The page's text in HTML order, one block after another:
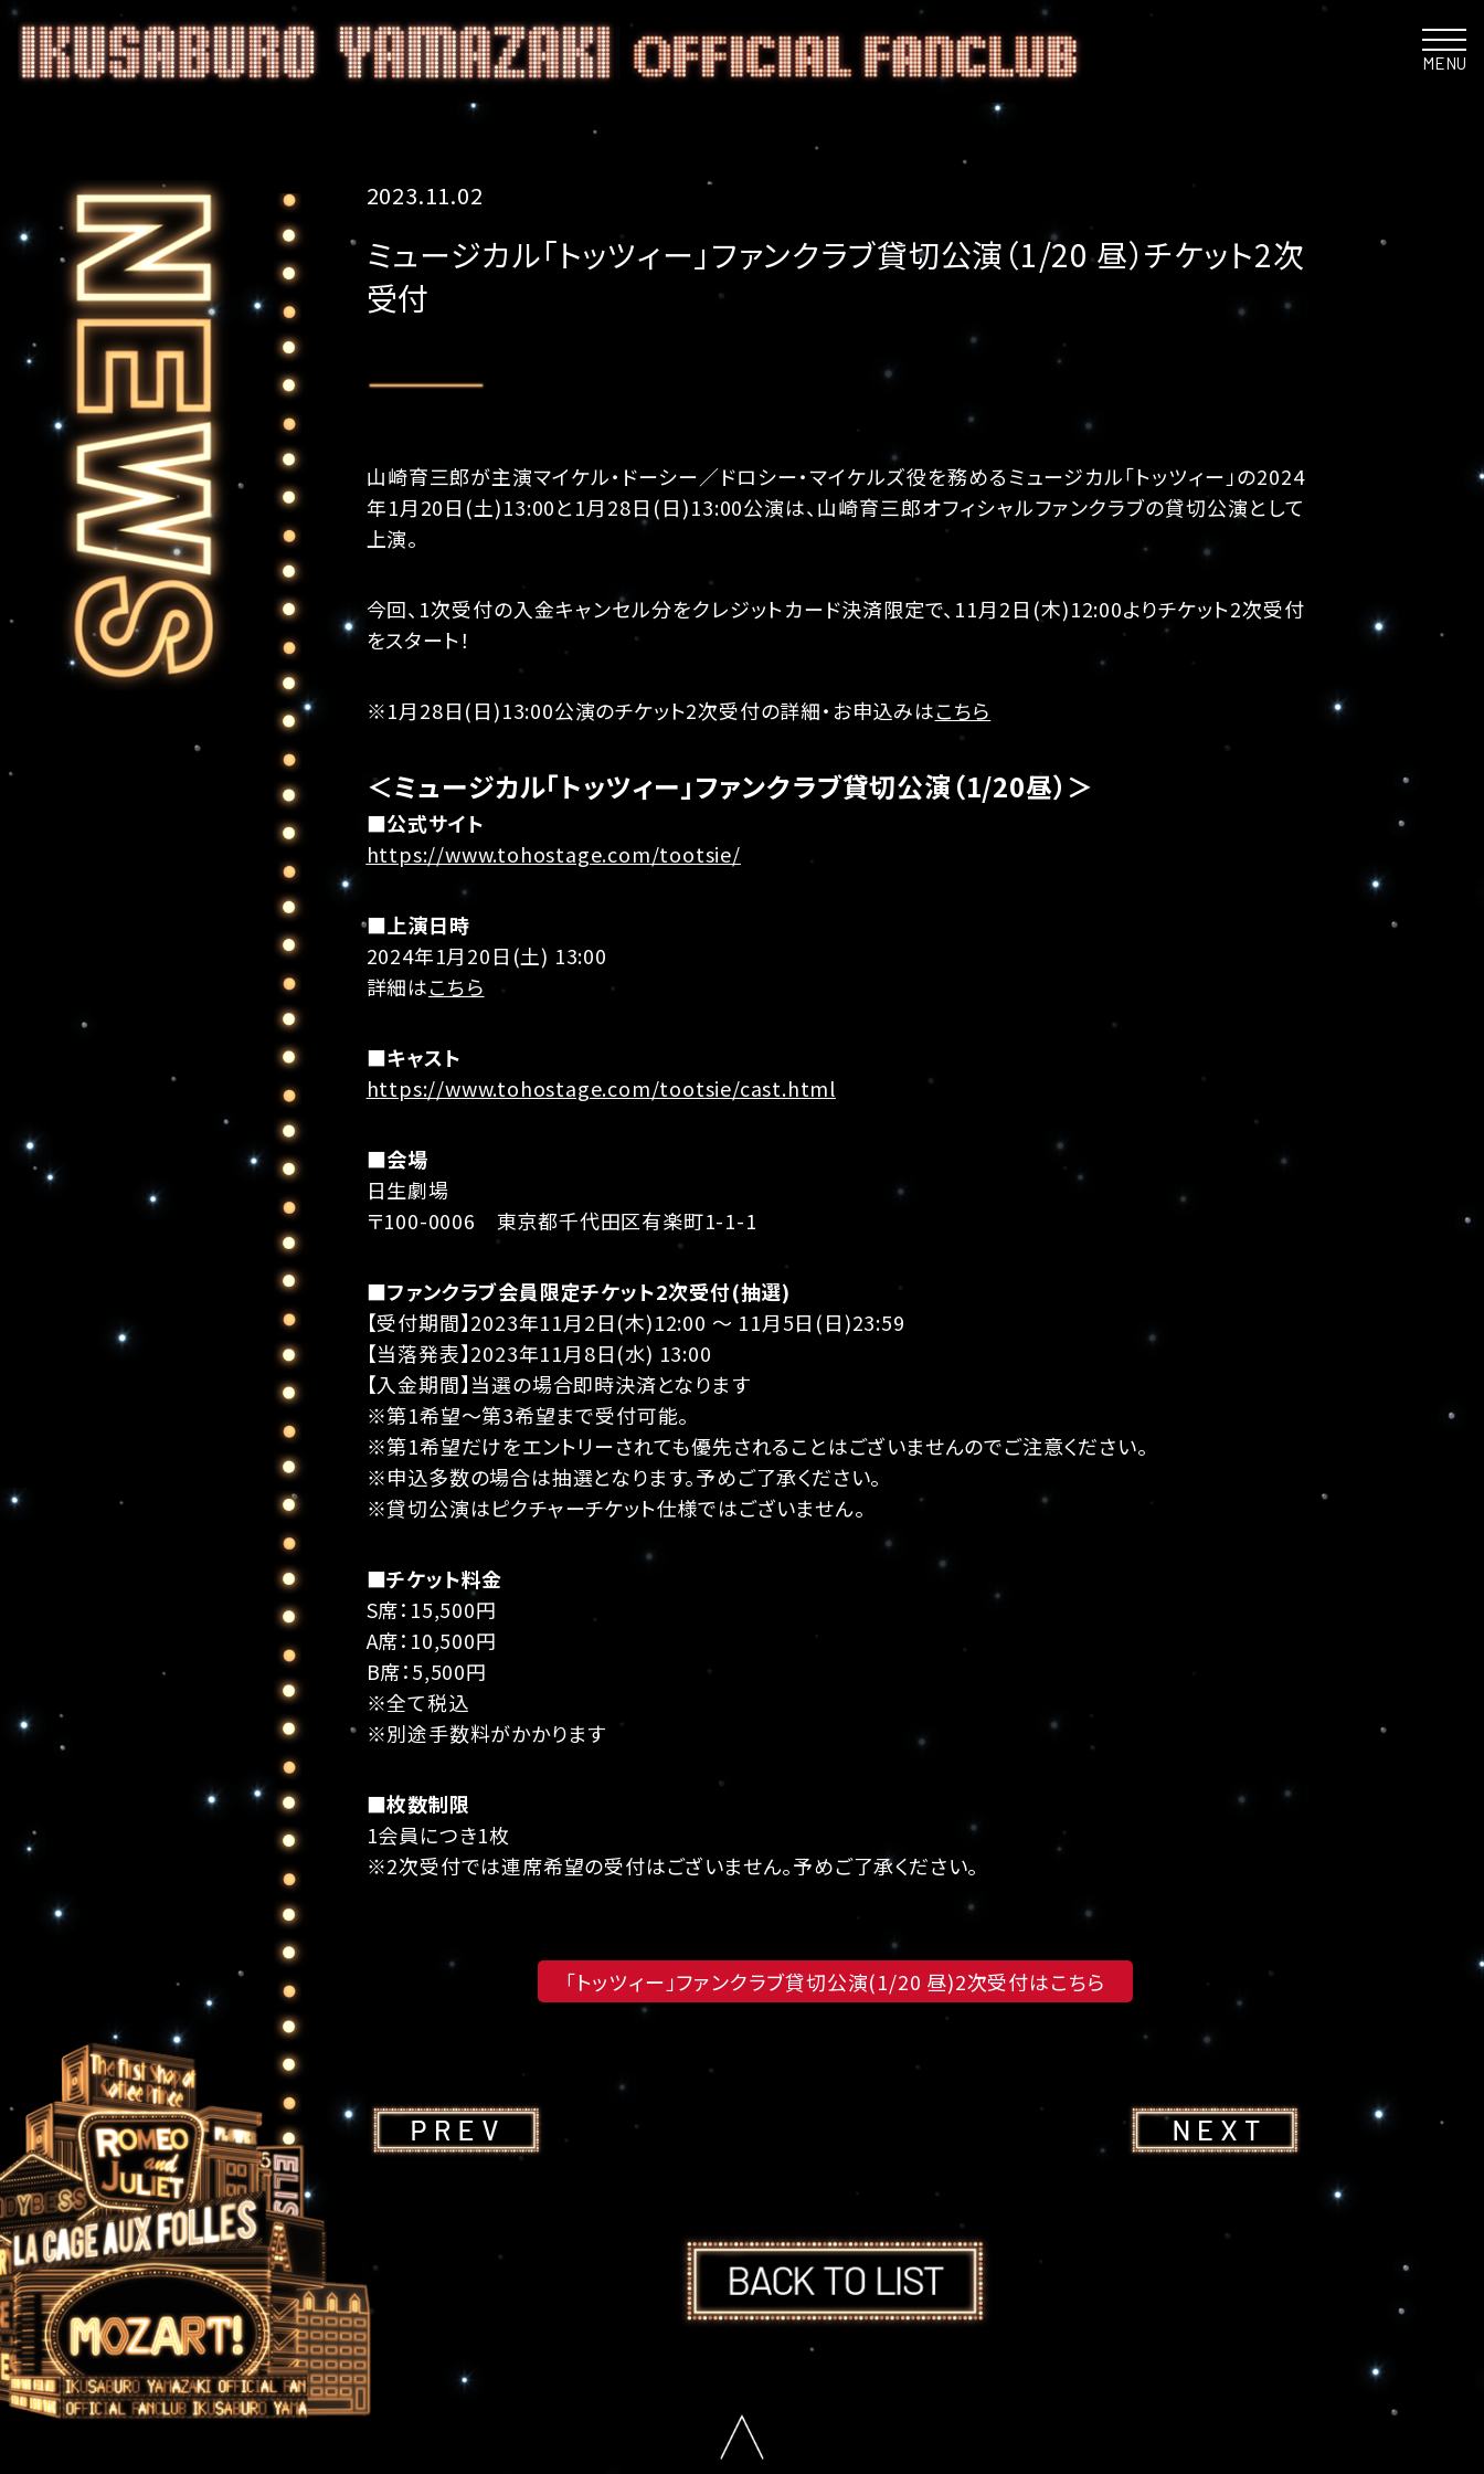
MENU
2023.11.02
ミュージカル「トッツィー」ファンクラブ貸切公演（1/20 昼）チケット2次
受付
山崎育三郎が主演マイケル・ドーシー／ドロシー・マイケルズ役を務めるミュージカル「トッツィー」の2024
年1月20日(土)13:00と1月28日(日)13:00公演は、山崎育三郎オフィシャルファンクラブの貸切公演として
上演。
今回、1次受付の入金キャンセル分をクレジットカード決済限定で、11月2日(木)12:00よりチケット2次受付
をスタート！
※1月28日(日)13:00公演のチケット2次受付の詳細・お申込みはこちら
＜ミュージカル「トッツィー」ファンクラブ貸切公演（1/20昼）＞
■公式サイト
https://www.tohostage.com/tootsie/
■上演日時
2024年1月20日(土) 13:00
詳細はこちら
■キャスト
https://www.tohostage.com/tootsie/cast.html
■会場
日生劇場
〒100-0006 東京都千代田区有楽町1-1-1
■ファンクラブ会員限定チケット2次受付(抽選)
【受付期間】2023年11月2日(木)12:00 ～ 11月5日(日)23:59
【当落発表】2023年11月8日(水) 13:00
【入金期間】当選の場合即時決済となります
※第1希望～第3希望まで受付可能。
※第1希望だけをエントリーされても優先されることはございませんのでご注意ください。
※申込多数の場合は抽選となります。予めご了承ください。
※貸切公演はピクチャーチケット仕様ではございません。
■チケット料金
S席：15,500円
A席：10,500円
B席：5,500円
※全て税込
※別途手数料がかかります
■枚数制限
1会員につき1枚
※2次受付では連席希望の受付はございません。予めご了承ください。
「トッツィー」ファンクラブ貸切公演(1/20 昼)2次受付はこちら